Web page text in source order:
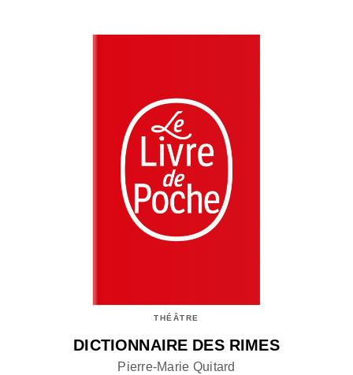
THÉÂTRE
DICTIONNAIRE DES RIMES
Pierre-Marie Quitard